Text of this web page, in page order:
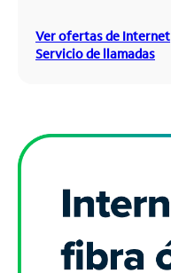
Ver ofertas de Internet
Servicio de llamadas